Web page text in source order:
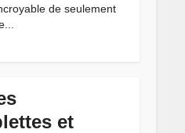
de seulement
et